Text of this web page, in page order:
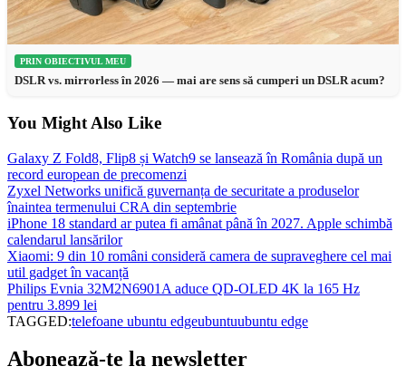
PRIN OBIECTIVUL MEU
DSLR vs. mirrorless în 2026 — mai are sens să cumperi un DSLR acum?
You Might Also Like
Galaxy Z Fold8, Flip8 și Watch9 se lansează în România după un
record european de precomenzi
Zyxel Networks unifică guvernanța de securitate a produselor
înaintea termenului CRA din septembrie
iPhone 18 standard ar putea fi amânat până în 2027. Apple schimbă
calendarul lansărilor
Xiaomi: 9 din 10 români consideră camera de supraveghere cel mai
util gadget în vacanță
Philips Evnia 32M2N6901A aduce QD-OLED 4K la 165 Hz
pentru 3.899 lei
TAGGED:telefoane ubuntu edgeubuntuubuntu edge
Abonează-te la newsletter